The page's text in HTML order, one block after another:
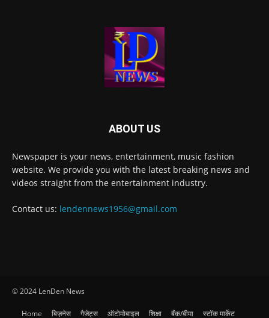
ABOUT US
Newspaper is your news, entertainment, music fashion
website. We provide you with the latest breaking news and
videos straight from the entertainment industry.
Contact us: lendennews1956@gmail.com
© 2024 LenDen News
Home बिज़नेस गैजेट्स ऑटोमोबाइल शिक्षा बैंक/बीमा स्टॉक मार्केट